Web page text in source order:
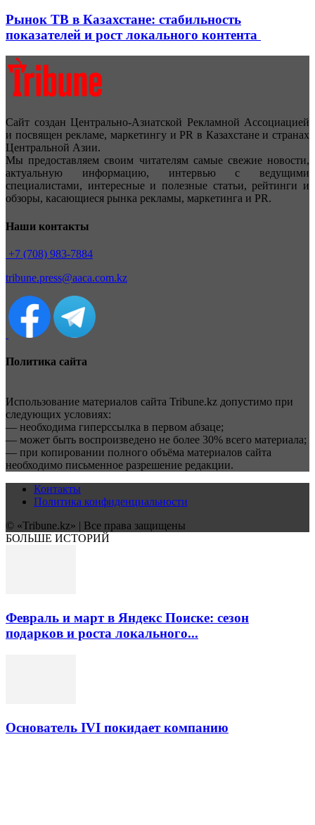
Рынок ТВ в Казахстане: стабильность
показателей и рост локального контента
Сайт создан Центрально-Азиатской Рекламной Ассоциацией
и посвящен рекламе, маркетингу и PR в Казахстане и странах
Центральной Азии.
Мы предоставляем своим читателям самые свежие новости,
актуальную информацию, интервью с ведущими
специалистами, интересные и полезные статьи, рейтинги и
обзоры, касающиеся рынка рекламы, маркетинга и PR.
Наши контакты
+7 (708) 983-7884
tribune.press@aaca.com.kz
Политика сайта
Использование материалов сайта Tribune.kz допустимо при
следующих условиях:
— необходима гиперссылка в первом абзаце;
— может быть воспроизведено не более 30% всего материала;
— при копировании полного объёма материалов сайта
необходимо письменное разрешение редакции.
Контакты
Политика конфиденциальности
© «Tribune.kz» | Все права защищены
БОЛЬШЕ ИСТОРИЙ
Февраль и март в Яндекс Поиске: сезон
подарков и роста локального...
Основатель IVI покидает компанию